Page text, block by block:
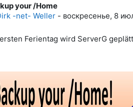
your /Home
-net- Weller - воскресенье, 8
ответов: 0
Ferientag wird ServerG